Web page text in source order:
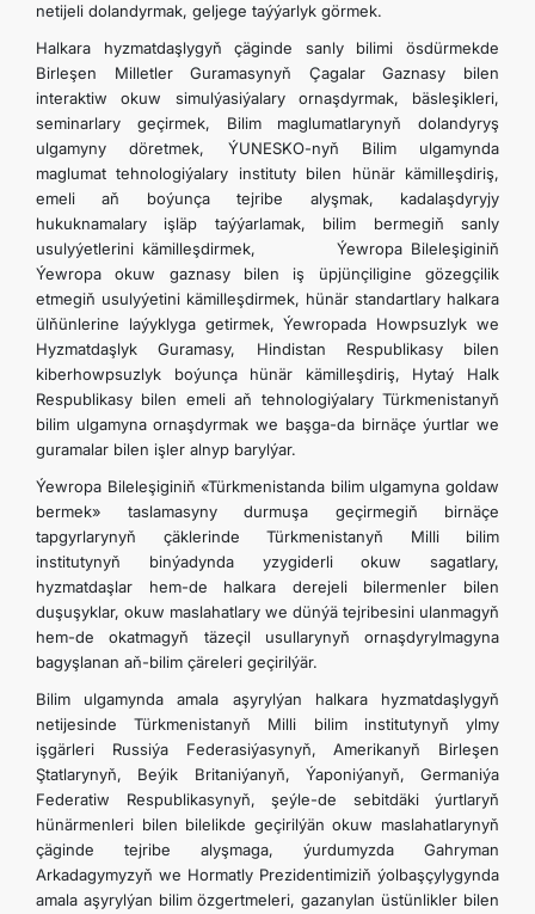
netijeli dolandyrmak, geljege taýýarlyk görmek.
Halkara hyzmatdaşlygyň çäginde sanly bilimi ösdürmekde
Birleşen Milletler Guramasynyň Çagalar Gaznasy bilen
interaktiw okuw simulýasiýalary ornaşdyrmak, bäsleşikleri,
seminarlary geçirmek, Bilim maglumatlarynyň dolandyryş
ulgamyny döretmek, ÝUNESKO-nyň Bilim ulgamynda
maglumat tehnologiýalary instituty bilen hünär kämilleşdiriş,
emeli aň boýunça tejribe alyşmak, kadalaşdyryjy
hukuknamalary işläp taýýarlamak, bilim bermegiň sanly
usulyýetlerini kämilleşdirmek, Ýewropa Bileleşiginiň
Ýewropa okuw gaznasy bilen iş üpjünçiligine gözegçilik
etmegiň usulyýetini kämilleşdirmek, hünär standartlary halkara
ülňünlerine laýyklyga getirmek, Ýewropada Howpsuzlyk we
Hyzmatdaşlyk Guramasy, Hindistan Respublikasy bilen
kiberhowpsuzlyk boýunça hünär kämilleşdiriş, Hytaý Halk
Respublikasy bilen emeli aň tehnologiýalary Türkmenistanyň
bilim ulgamyna ornaşdyrmak we başga-da birnäçe ýurtlar we
guramalar bilen işler alnyp barylýar.
Ýewropa Bileleşiginiň «Türkmenistanda bilim ulgamyna goldaw
bermek» taslamasyny durmuşa geçirmegiň birnäçe
tapgyrlarynyň çäklerinde Türkmenistanyň Milli bilim
institutynyň binýadynda yzygiderli okuw sagatlary,
hyzmatdaşlar hem-de halkara derejeli bilermenler bilen
duşuşyklar, okuw maslahatlary we dünýä tejribesini ulanmagyň
hem-de okatmagyň täzeçil usullarynyň ornaşdyrylmagyna
bagyşlanan aň-bilim çäreleri geçirilýär.
Bilim ulgamynda amala aşyrylýan halkara hyzmatdaşlygyň
netijesinde Türkmenistanyň Milli bilim institutynyň ylmy
işgärleri Russiýa Federasiýasynyň, Amerikanyň Birleşen
Ştatlarynyň, Beýik Britaniýanyň, Ýaponiýanyň, Germaniýa
Federatiw Respublikasynyň, şeýle-de sebitdäki ýurtlaryň
hünärmenleri bilen bilelikde geçirilýän okuw maslahatlarynyň
çäginde tejribe alyşmaga, ýurdumyzda Gahryman
Arkadagymyzyň we Hormatly Prezidentimiziň ýolbaşçylygynda
amala aşyrylýan bilim özgertmeleri, gazanylan üstünlikler bilen